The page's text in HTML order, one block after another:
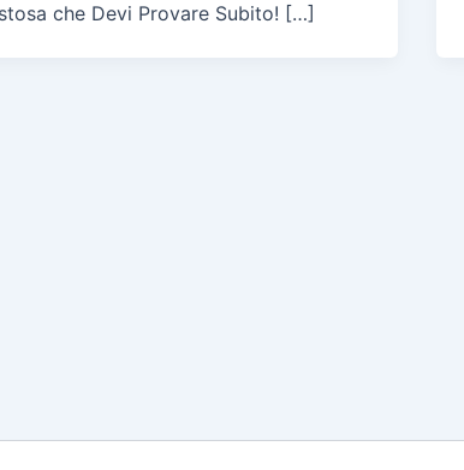
che Devi Provare Subito! […]